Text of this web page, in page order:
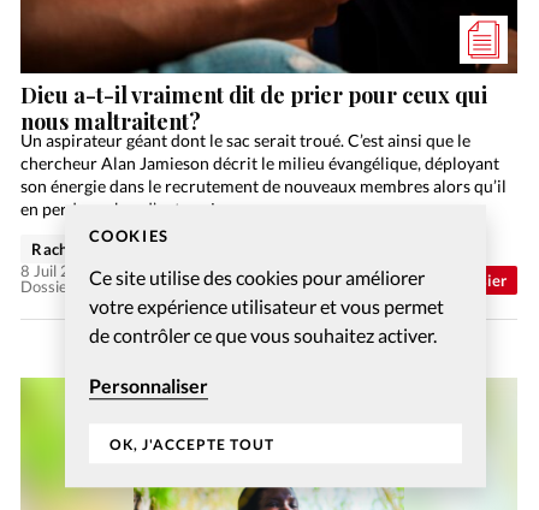
COOKIES
Ce site utilise des cookies pour améliorer
votre expérience utilisateur et vous permet
de contrôler ce que vous souhaitez activer.
Personnaliser
OK, J'ACCEPTE TOUT
Dossier
Dieu a-t-il vraiment dit de prier pour ceux qui
nous maltraitent?
Un aspirateur géant dont le sac serait troué. C’est ainsi que le
chercheur Alan Jamieson décrit le milieu évangélique, déployant
son énergie dans le recrutement de nouveaux membres alors qu’il
en perd nombre d’autres. Les…
Dossier: Aimer ses ennemis
Rachel Gamper
8 Juil 2026
Abonnés